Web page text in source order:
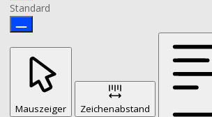
Standard
Mauszeiger Zeichenabstand